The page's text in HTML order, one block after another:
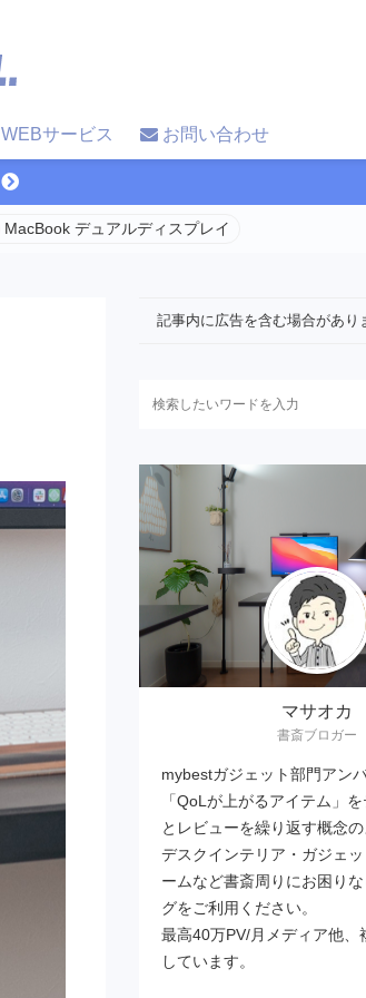
WEBサービス お問い合わせ
MacBook デュアルディスプレイ
記事内に広告を含む場合があり
マサオカ
書斎ブロガー
mybestガジェット部門アンバ
「QoLが上がるアイテム」
とレビューを繰り返す概念の
デスクインテリア・ガジェ
ームなど書斎周りにお困り
グをご利用ください。
最高40万PV/月メディア他、
しています。